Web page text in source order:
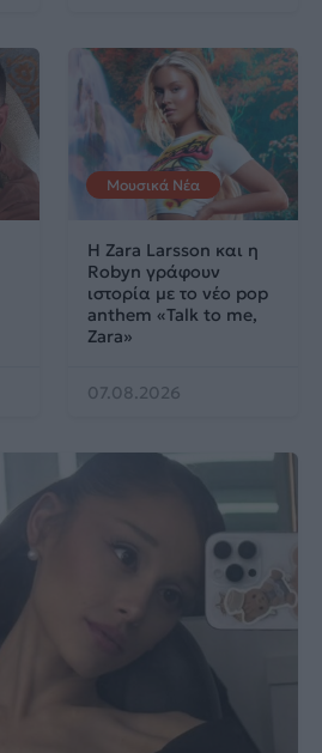
Μουσικά Νέα
Η Zara Larsson και η
Robyn γράφουν
ιστορία με το νέο pop
anthem «Talk to me,
Zara»
07.08.2026